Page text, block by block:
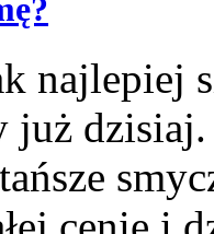
najlepiej
już